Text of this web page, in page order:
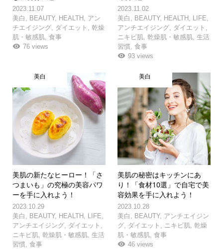
2023.11.07
美白
BEAUTY, HEALTH, アン
チエイジング, ダイエット
乾燥
肌・敏感肌, 食事
76 views
2023.11.02
美白
BEAUTY, HEALTH LIFE
アンチエイジング
ダイエット
ニキビ肌 ,乾燥肌・敏感肌 ,生活
習慣 ,食事
93 views
美白
美肌の新たなヒーロー！「さ
つまいも」の究極の美容パワ
ーを手に入れよう！
2023.10.29
美白 , BEAUTY, HEALTH , LIFE,
アンチエイジング, ダイエット ,
ニキビ肌, 乾燥肌・敏感肌, 生活
習慣, 食事
美白
美肌の秘密はキッチンにあ
り！「食材10選」で自宅で美
容効果を手に入れよう！
2023.10.28
美白 , BEAUTY, アンチエイジン
グ, ダイエット , ニキビ肌,乾燥
肌・敏感肌,食事
46 views